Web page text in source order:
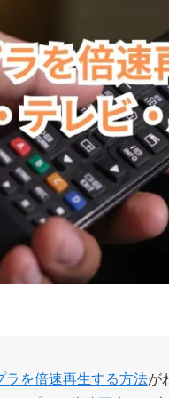
ラを倍速再生する方法が